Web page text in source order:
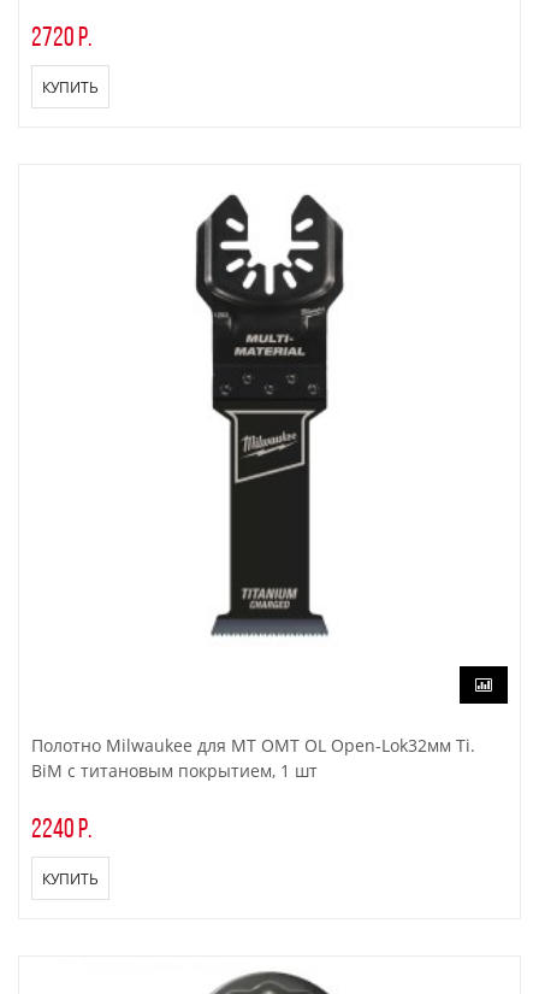
2720 р.
КУПИТЬ
Полотно Milwaukee для МТ OMT OL Open-Lok32мм Ti.
BiM с титановым покрытием, 1 шт
2240 р.
КУПИТЬ